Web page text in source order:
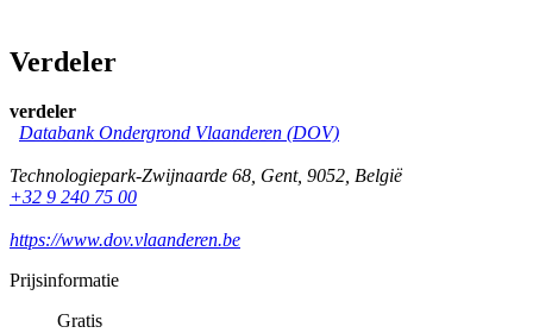
Verdeler
verdeler
Databank Ondergrond Vlaanderen (DOV)
Technologiepark-Zwijnaarde 68, Gent, 9052, België
+32 9 240 75 00
https://www.dov.vlaanderen.be
Prijsinformatie
Gratis